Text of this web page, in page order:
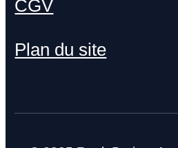
CGV
Plan du site